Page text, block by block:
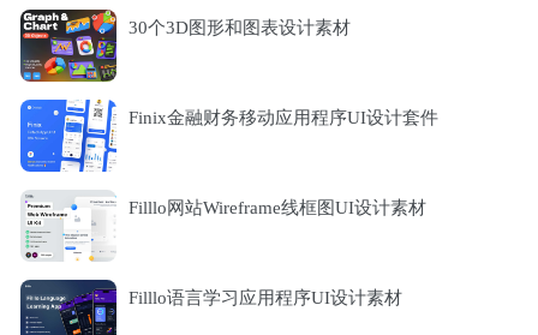
30个3D图形和图表设计素材
Finix金融财务移动应用程序UI设计套件
Filllo网站Wireframe线框图UI设计素材
Filllo语言学习应用程序UI设计素材